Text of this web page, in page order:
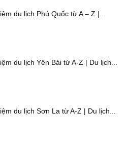
du lịch Phú Quốc từ A – Z |...
du lịch Yên Bái từ A-Z | Du lịch...
du lịch Sơn La từ A-Z | Du lịch...